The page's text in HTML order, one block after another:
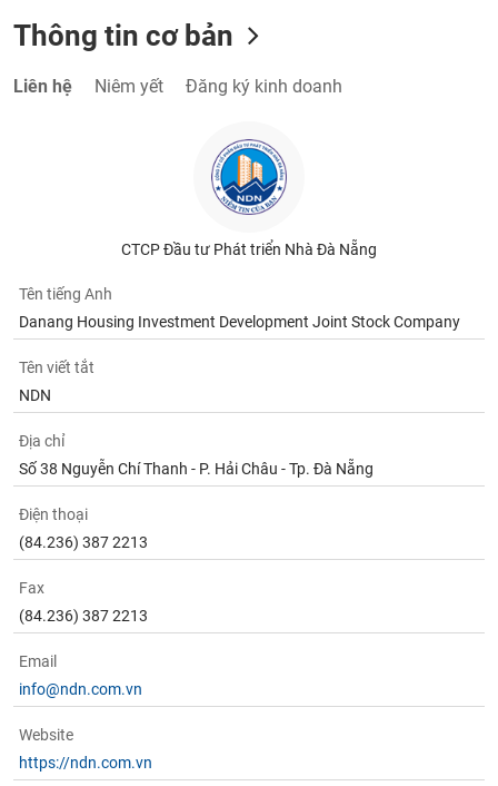
Thông tin cơ bản
Liên hệ Niêm yết Đăng ký kinh doanh
CTCP Đầu tư Phát triển Nhà Đà Nẵng
Tên tiếng Anh
Danang Housing Investment Development Joint Stock Company
Tên viết tắt
NDN
Địa chỉ
Số 38 Nguyễn Chí Thanh - P. Hải Châu - Tp. Đà Nẵng
Điện thoại
(84.236) 387 2213
Fax
(84.236) 387 2213
Email
info@ndn.com.vn
Website
https://ndn.com.vn